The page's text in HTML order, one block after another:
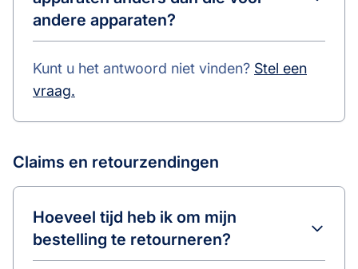
andere apparaten?
Kunt u het antwoord niet vinden? Stel een
vraag.
Claims en retourzendingen
Hoeveel tijd heb ik om mijn
bestelling te retourneren?